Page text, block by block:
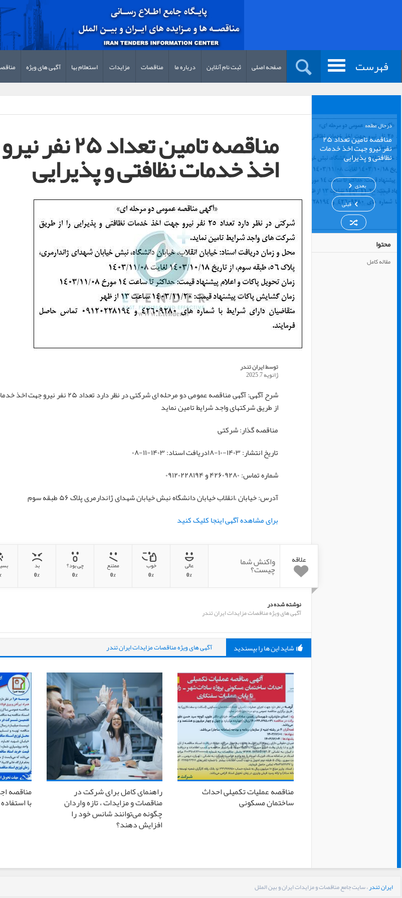
فهرست صفحه اصلی ثبت نام آنلاین درباره ما مناقصات مزایدات استعلام بها آگهی های ویژه
درحال مطلعه
مناقصه تامین تعداد ۲۵
نفر نیرو جهت اخذ خدمات
نظافتی و پذیرایی
بعدی
قبلی
محتوا
مقاله کامل
مناقصه تامین
اخذ خدمات نظافتی و پذیرایی
توسطایران تندر
ژانویه 7, 2025
شرح آگهی: آگهی مناقصه عمومی دو مرحله ای شرکتی در نظر
از طریق شرکتهای واجد شرایط تامین نماید
مناقصه گذار: شرکتی
تاریخ انتشار: ۱۴۰۳-۱۰-۱۸دریافت اسناد: ۱۴۰۳-۱۱-۰۸
شماره تماس: ۴٢۶۰۹۲۸۰ و ۰۹۱۲۰۲۲۸۱۹۴
آدرس: خیابان ،انقلاب خیابان دانشگاه نبش خیابان شهدای ژاندارمری پلاک ۵۶ طبقه سوم
برای مشاهده آگهی اینجا کلیک کنید
علاقه واکنش شما
چیست؟
عالی
0%
خوب
0%
ممتنع
0%
چی بود؟
0%
بد
0%
نوشته شده در
آگهی های ویژه مناقصات مزایدات ایران تندر
شاید این ها را بپسندید آگهی های ویژه مناقصات مزایدات ایران تندر
مناقصه
با
راهنمای کامل برای شرکت در
مناقصات و مزایدات ، تازه واردان
چگونه می‌توانند شانس خود را
افزایش دهند؟
مناقصه عملیات تکمیلی احداث
ساختمان مسکونی
ایران تندر، سایت جامع مناقصات و مزایدات ایران و بین الملل